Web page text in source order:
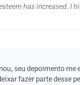
has increased. I
seu depoimento me
fazer parte desse